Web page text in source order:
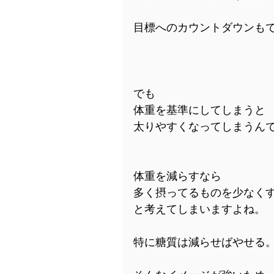
目標へのカウントダウンもで
でも
体重を基準にしてしまうと
太りやすくなってしまうんで
体重を減らすなら
多く摂ってるものを少なく
と考えてしまいますよね。
特に糖質は減らせばやせる。